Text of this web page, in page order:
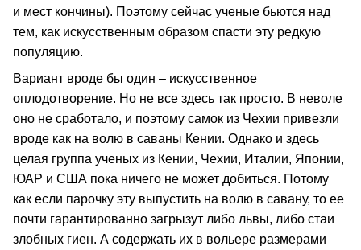
и мест кончины). Поэтому сейчас ученые бьются над
тем, как искусственным образом спасти эту редкую
популяцию.
Вариант вроде бы один – искусственное
оплодотворение. Но не все здесь так просто. В неволе
оно не сработало, и поэтому самок из Чехии привезли
вроде как на волю в саваны Кении. Однако и здесь
целая группа ученых из Кении, Чехии, Италии, Японии,
ЮАР и США пока ничего не может добиться. Потому
как если парочку эту выпустить на волю в савану, то ее
почти гарантированно загрызут либо львы, либо стаи
злобных гиен. А содержать их в вольере размерами